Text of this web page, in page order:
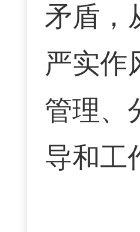
矛盾，
严实作
管理、
导和工